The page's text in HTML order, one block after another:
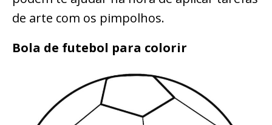
de arte com os pimpolhos.
Bola de futebol para colorir